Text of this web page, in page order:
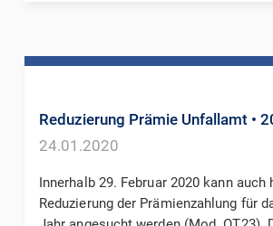
Reduzierung Prämie Unfallamt •
24.01.2020
Innerhalb 29. Februar 2020 kann auch
Reduzierung der Prämienzahlung für